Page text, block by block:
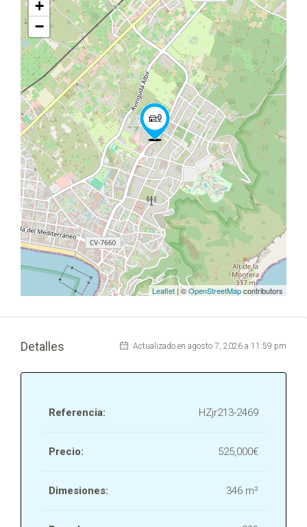
+
−
Leaflet | ©OpenStreetMapcontributors
Detalles Actualizado en agosto 7, 2026 a 11:59 pm
Referencia: HZjr213-2469
Precio: 525,000€
Dimesiones: 346 m²